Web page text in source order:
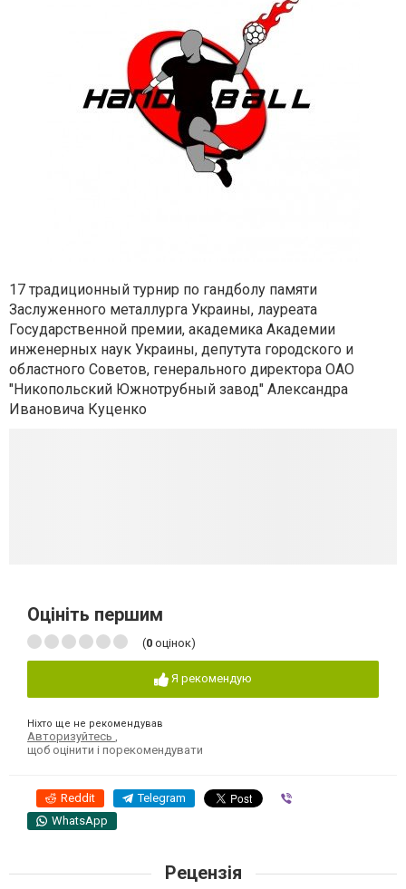
17 традиционный турнир по гандболу памяти
Заслуженного металлурга Украины, лауреата
Государственной премии, академика Академии
инженерных наук Украины, депутута городского и
областного Советов, генерального директора ОАО
"Никопольский Южнотрубный завод" Александра
Ивановича Куценко
Оцініть першим
(0 оцінок)
Я рекомендую
Ніхто ще не рекомендував
Авторизуйтесь
щоб оцінити і порекомендувати
Reddit Telegram
WhatsApp
Рецензія